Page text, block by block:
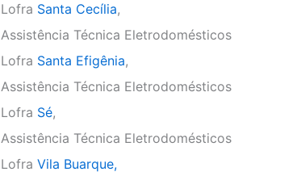
Lofra Santa Cecília,
Assistência Técnica Eletrodomésticos
Lofra Santa Efigênia,
Assistência Técnica Eletrodomésticos
Lofra Sé,
Assistência Técnica Eletrodomésticos
Lofra Vila Buarque,